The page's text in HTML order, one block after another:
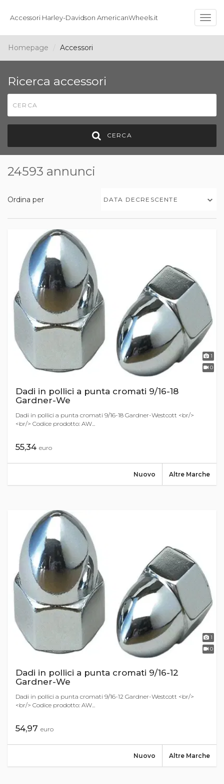
Accessori Harley-Davidson AmericanWheels.it
Homepage Accessori
Ricerca accessori
CERCA
24593 annunci
Ordina per DATA DECRESCENTE
1
0
Dadi in pollici a punta cromati 9/16-18
Gardner-We
Dadi in pollici a punta cromati 9/16-18 Gardner-Westcott <br/>
<br/> Codice prodotto: AW...
55,34 euro
Altre Marche
Nuovo
1
0
Dadi in pollici a punta cromati 9/16-12
Gardner-We
Dadi in pollici a punta cromati 9/16-12 Gardner-Westcott <br/>
<br/> Codice prodotto: AW...
54,97 euro
Altre Marche
Nuovo